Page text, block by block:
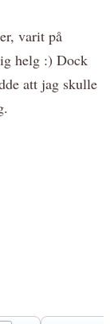
varit på
helg :) Dock
att jag skulle